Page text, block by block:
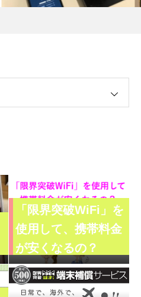
「限界突破WiFi」を
使用して、携帯料金
が安くなるの？